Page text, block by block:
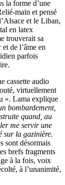
la forme d’une
main et pensé
et le Liban,
en latex
trouverait sa
de l’âme en
parfois
cassette audio
virtuellement
». Lama explique
bombardement,
quand, au
me servir une
sur la gazinière.
sont désormais
brefs fragments
à la fois, voix
à l’unanimité,